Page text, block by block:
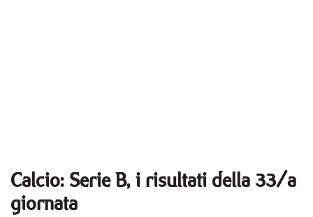
Calcio: Serie B, i risultati della 33/a
giornata